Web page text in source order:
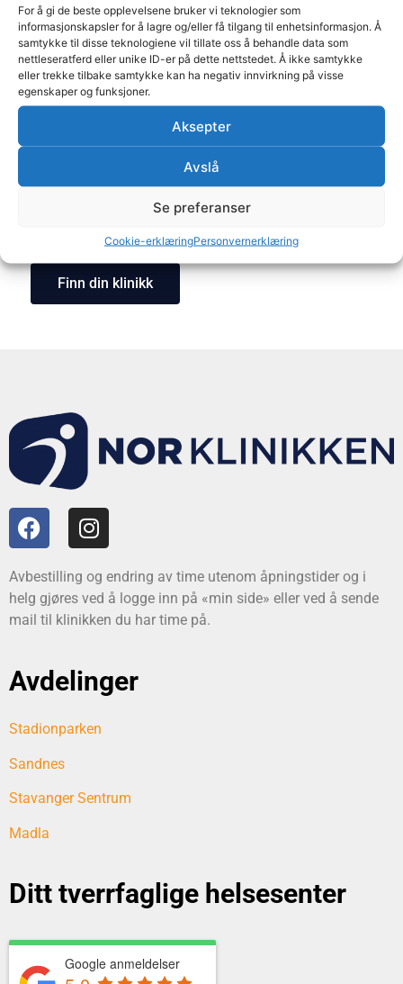
For å gi de beste opplevelsene bruker vi teknologier som
informasjonskapsler for å lagre og/eller få tilgang til enhetsinformasjon. Å
samtykke til disse teknologiene vil tillate oss å behandle data som
nettleseratferd eller unike ID-er på dette nettstedet. Å ikke samtykke
eller trekke tilbake samtykke kan ha negativ innvirkning på visse
egenskaper og funksjoner.
Aksepter
Avslå
Se preferanser
Cookie-erklæringPersonvernerklæring
problemet. Vi veileder ift. valg av sko, og tilpasser såler i
tilfeller hvor det er relevant. Avhengig av skadens natur vil
vi kunne behandle med trykkbølge, manipulasjon,
massasje og flere andre modaliteter for å avhjelpe
problemet. Vi har i tillegg en fysioterapeut/personlig trener
som er ekspert i opptrening av fot og ankel.
Finn din klinikk
Avbestilling og endring av time utenom åpningstider og i
helg gjøres ved å logge inn på «min side» eller ved å sende
mail til klinikken du har time på.
Avdelinger
Stadionparken
Sandnes
Stavanger Sentrum
Madla
Ditt tverrfaglige helsesenter
Google anmeldelser